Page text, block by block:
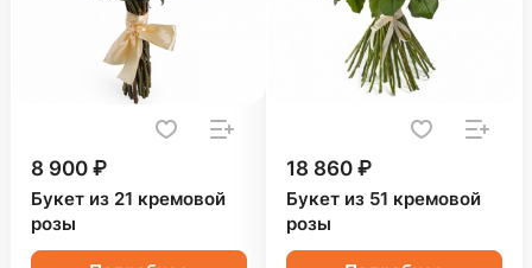
8 900 ₽
Букет из 21 кремовой
розы
18 860 ₽
Букет из 51 кремовой
розы